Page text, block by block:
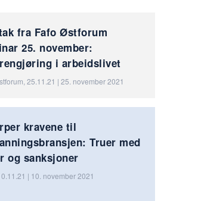
fra Fafo Østforum
25. november:
i arbeidslivet
25.11.21 | 25. november 2021
kravene til
Truer med
og sanksjoner
| 10. november 2021